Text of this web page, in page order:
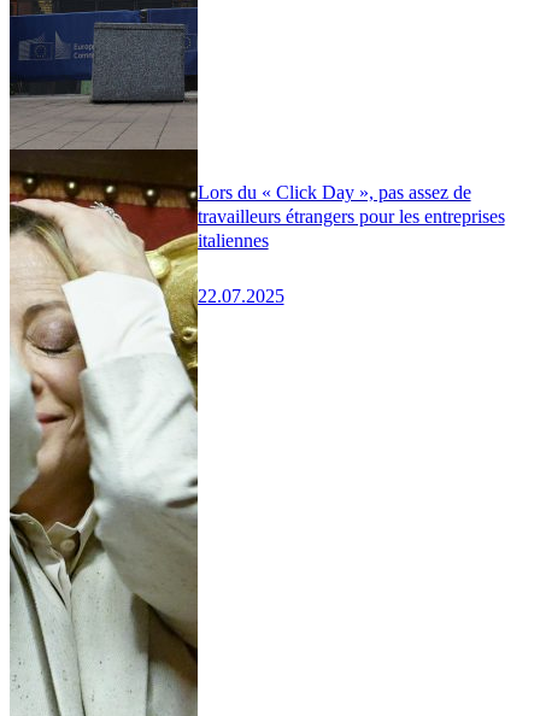
Lors du « Click Day », pas assez de
travailleurs étrangers pour les entreprises
italiennes
22.07.2025